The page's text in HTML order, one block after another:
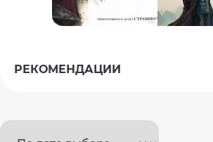
РЕКОМЕНДАЦИИ